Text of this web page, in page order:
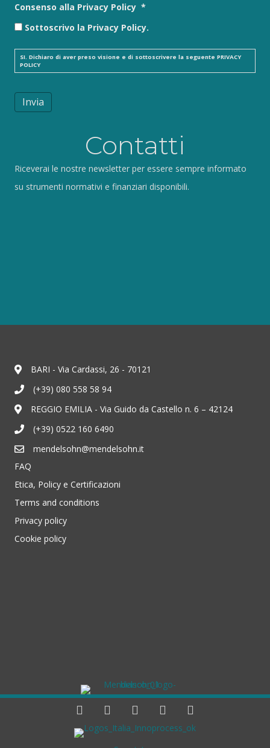
Contatti
Riceverai le nostre newsletter per essere sempre informato
su strumenti normativi e finanziari disponibili.
Consenso alla Privacy Policy *
Sottoscrivo la Privacy Policy.
SI. Dichiaro di aver preso visione e di sottoscrivere la seguente PRIVACY
POLICY
Invia
BARI - Via Cardassi, 26 - 70121
(+39) 080 558 58 94
REGGIO EMILIA - Via Guido da Castello n. 6 – 42124
(+39) 0522 160 6490
mendelsohn@mendelsohn.it
FAQ
Etica, Policy e Certificazioni
Terms and conditions
Privacy policy
Cookie policy